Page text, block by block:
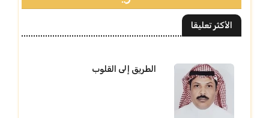
الأكثر تعليقا
الطريق إلى القلوب